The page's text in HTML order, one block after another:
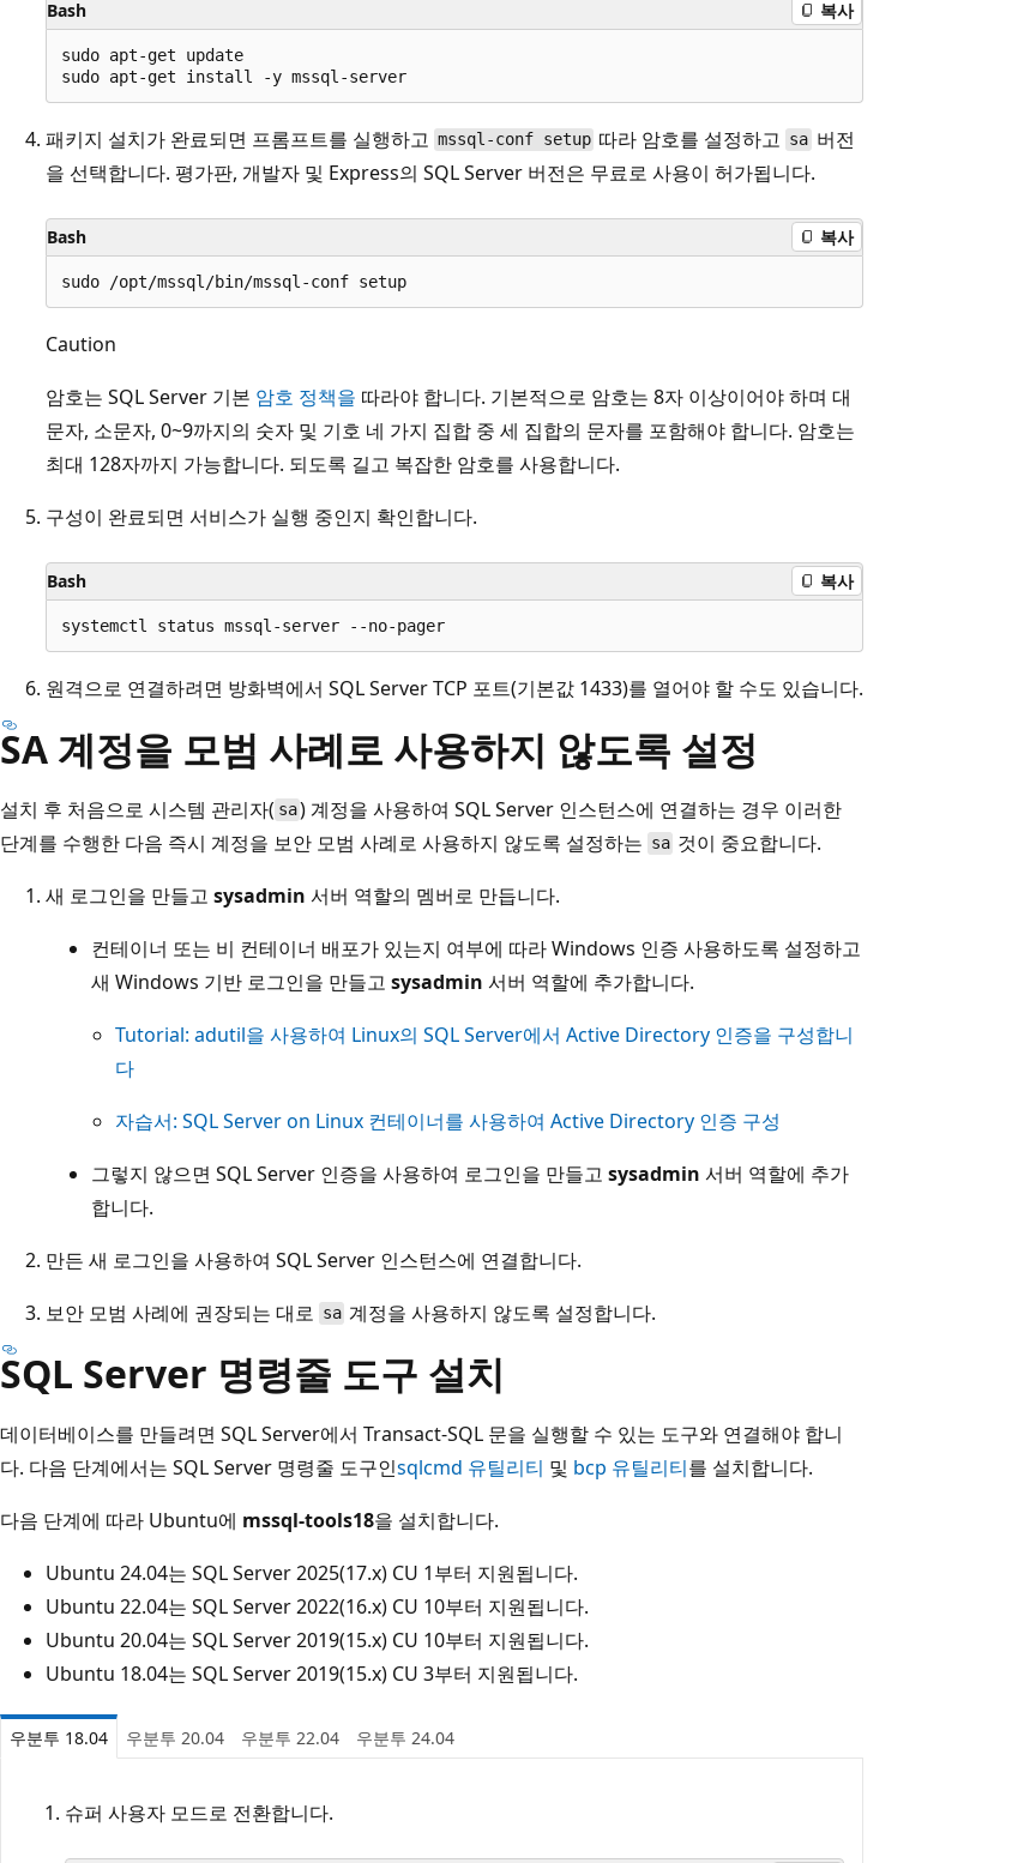
Bash 복사
sudo apt-get update
패키지 설치가 완료되면 프롬프트를 실행하고 mssql-conf setup 따라 암호를 설정하고 sa버전
을 선택합니다. 평가판, 개발자 및 Express의 SQL Server 버전은 무료로 사용이 허가됩니다.
Bash 복사
Caution
암호는 SQL Server 기본 암호 정책을 따라야 합니다. 기본적으로 암호는 8자 이상이어야 하며 대
문자, 소문자, 0~9까지의 숫자 및 기호 네 가지 집합 중 세 집합의 문자를 포함해야 합니다. 암호는
최대 128자까지 가능합니다. 되도록 길고 복잡한 암호를 사용합니다.
구성이 완료되면 서비스가 실행 중인지 확인합니다.
Bash 복사
원격으로 연결하려면 방화벽에서 SQL Server TCP 포트(기본값 1433)를 열어야 할 수도 있습니다.
SA 계정을 모범 사례로 사용하지 않도록 설정
설치 후 처음으로 시스템 관리자( sa) 계정을 사용하여 SQL Server 인스턴스에 연결하는 경우 이러한
단계를 수행한 다음 즉시 계정을 보안 모범 사례로 사용하지 않도록 설정하는 sa 것이 중요합니다.
새 로그인을 만들고 sysadmin 서버 역할의 멤버로 만듭니다.
컨테이너 또는 비 컨테이너 배포가 있는지 여부에 따라 Windows 인증 사용하도록 설정하고
새 Windows 기반 로그인을 만들고 sysadmin 서버 역할에 추가합니다.
Tutorial: adutil을 사용하여 Linux의 SQL Server에서 Active Directory 인증을 구성합니
다
자습서: SQL Server on Linux 컨테이너를 사용하여 Active Directory 인증 구성
그렇지 않으면 SQL Server 인증을 사용하여 로그인을 만들고 sysadmin 서버 역할에 추가
합니다.
만든 새 로그인을 사용하여 SQL Server 인스턴스에 연결합니다.
보안 모범 사례에 권장되는 대로 sa 계정을 사용하지 않도록 설정합니다.
SQL Server 명령줄 도구 설치
데이터베이스를 만들려면 SQL Server에서 Transact-SQL 문을 실행할 수 있는 도구와 연결해야 합니
다. 다음 단계에서는 SQL Server 명령줄 도구인sqlcmd 유틸리티 및 bcp 유틸리티를 설치합니다.
다음 단계에 따라 Ubuntu에 mssql-tools18을 설치합니다.
Ubuntu 24.04는 SQL Server 2025(17.x) CU 1부터 지원됩니다.
Ubuntu 22.04는 SQL Server 2022(16.x) CU 10부터 지원됩니다.
Ubuntu 20.04는 SQL Server 2019(15.x) CU 10부터 지원됩니다.
Ubuntu 18.04는 SQL Server 2019(15.x) CU 3부터 지원됩니다.
우분투 18.04 우분투 20.04 우분투 22.04 우분투 24.04
슈퍼 사용자 모드로 전환합니다.